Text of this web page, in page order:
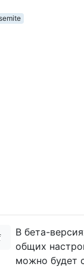
В бета-
общих
можно будет